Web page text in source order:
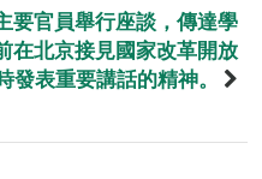
要官員舉行座談，傳達學
在北京接見國家改革開放
表重要講話的精神。